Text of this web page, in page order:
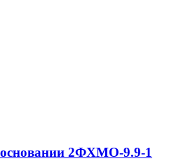
2ФХМО-9.9-1